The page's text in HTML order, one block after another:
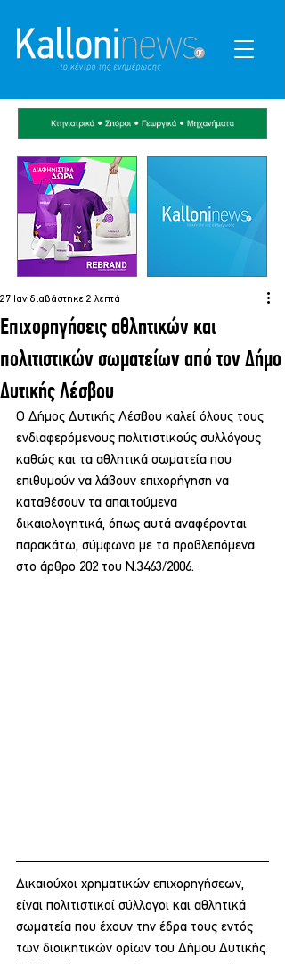
Επιχορηγήσεις αθλητικών και
πολιτιστικών σωματείων από τον Δήμο
Δυτικής Λέσβου
27 Ιαν διαβάστηκε 2 λεπτά
Ο Δήμος Δυτικής Λέσβου καλεί όλους τους
ενδιαφερόμενους πολιτιστικούς συλλόγους
καθώς και τα αθλητικά σωματεία που
επιθυμούν να λάβουν επιχορήγηση να
καταθέσουν τα απαιτούμενα
δικαιολογητικά, όπως αυτά αναφέρονται
παρακάτω, σύμφωνα με τα προβλεπόμενα
στο άρθρο 202 του Ν.3463/2006.
Δικαιούχοι χρηματικών επιχορηγήσεων,
είναι πολιτιστικοί σύλλογοι και αθλητικά
σωματεία που έχουν την έδρα τους εντός
των διοικητικών ορίων του Δήμου Δυτικής